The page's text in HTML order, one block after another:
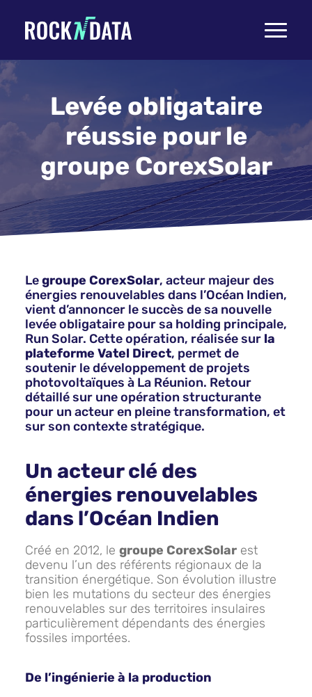
Toggle
Levée obligataire
réussie pour le
groupe CorexSolar
Legroupe CorexSolar, acteur majeur des
énergies renouvelables dans l’Océan Indien,
vient d’annoncer le succès de sa nouvelle
levée obligataire pour sa holding principale,
Run Solar. Cette opération, réalisée sur la
plateforme Vatel Direct, permet de
soutenir le développement de projets
photovoltaïques à La Réunion. Retour
détaillé sur une opération structurante
pour un acteur en pleine transformation, et
sur son contexte stratégique.
Un acteur clé des
énergies renouvelables
dans l’Océan Indien
Créé en 2012, le groupe CorexSolar est
devenu l’un des référents régionaux de la
transition énergétique. Son évolution illustre
bien les mutations du secteur des énergies
renouvelables sur des territoires insulaires
particulièrement dépendants des énergies
fossiles importées.
De l’ingénierie à la production